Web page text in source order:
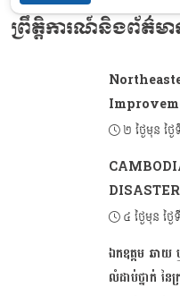
ព្រឹត្តិការណ៍និងព័ត៌មា
២ ថ្ងៃមុន ថ្
PROJECT
៤ ថ្ងៃមុន ថ្
ឯកឧត្ដម ឆាយ ឫ
លំដាប់ថ្នាក់ ន